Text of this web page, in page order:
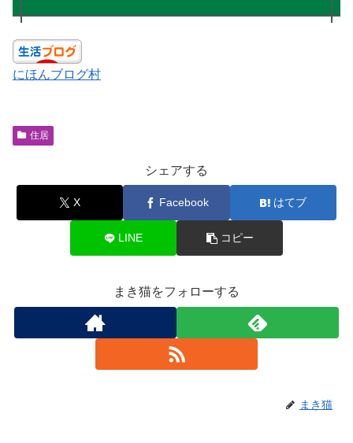
にほんブログ村
住居
シェアする
X Facebook はてブ
LINE コピー
まき猫をフォローする
まき猫